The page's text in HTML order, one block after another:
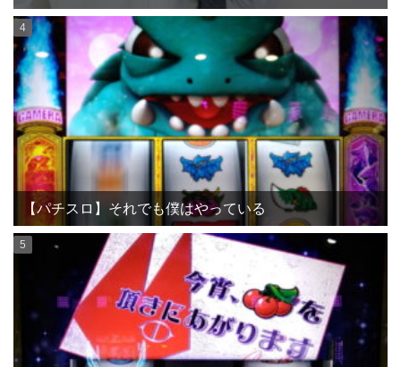
【パチスロ】それでも僕はやっている